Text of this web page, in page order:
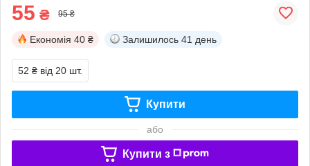
55 ₴ 95 ₴
Економія 40 ₴ Залишилось 41 день
52 ₴ від 20 шт.
Купити
або
Купити з